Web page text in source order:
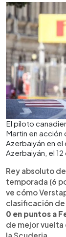
El piloto
Martin en acción
Azerbaiyán en el
Azerbaiyán, el
Rey absoluto
temporada (6
ve cómo
clasificación
0 en puntos a
de mejor vuelta